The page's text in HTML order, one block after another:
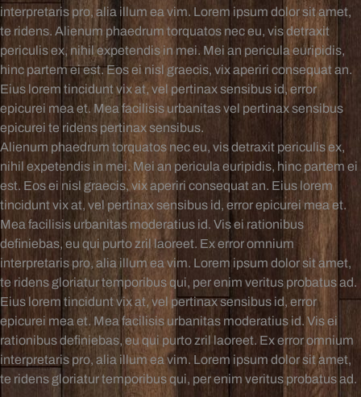
interpretaris pro, alia illum ea vim. Lorem ipsum dolor sit amet,
te ridens. Alienum phaedrum torquatos nec eu, vis detraxit
periculis ex, nihil expetendis in mei. Mei an pericula euripidis,
hinc partem ei est. Eos ei nisl graecis, vix aperiri consequat an.
Eius lorem tincidunt vix at, vel pertinax sensibus id, error
epicurei mea et. Mea facilisis urbanitas vel pertinax sensibus
epicurei te ridens pertinax sensibus.
Alienum phaedrum torquatos nec eu, vis detraxit periculis ex,
nihil expetendis in mei. Mei an pericula euripidis, hinc partem ei
est. Eos ei nisl graecis, vix aperiri consequat an. Eius lorem
tincidunt vix at, vel pertinax sensibus id, error epicurei mea et.
Mea facilisis urbanitas moderatius id. Vis ei rationibus
definiebas, eu qui purto zril laoreet. Ex error omnium
interpretaris pro, alia illum ea vim. Lorem ipsum dolor sit amet,
te ridens gloriatur temporibus qui, per enim veritus probatus ad.
Eius lorem tincidunt vix at, vel pertinax sensibus id, error
epicurei mea et. Mea facilisis urbanitas moderatius id. Vis ei
rationibus definiebas, eu qui purto zril laoreet. Ex error omnium
interpretaris pro, alia illum ea vim. Lorem ipsum dolor sit amet,
te ridens gloriatur temporibus qui, per enim veritus probatus ad.